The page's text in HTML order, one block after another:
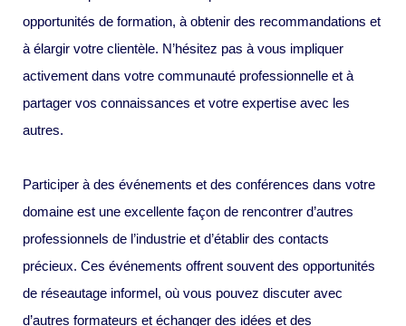
opportunités de formation, à obtenir des recommandations et
à élargir votre clientèle. N’hésitez pas à vous impliquer
activement dans votre communauté professionnelle et à
partager vos connaissances et votre expertise avec les
autres.
Participer à des événements et des conférences dans votre
domaine est une excellente façon de rencontrer d’autres
professionnels de l’industrie et d’établir des contacts
précieux. Ces événements offrent souvent des opportunités
de réseautage informel, où vous pouvez discuter avec
d’autres formateurs et échanger des idées et des